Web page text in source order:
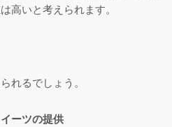
高いと考えられます。
れるでしょう。
ーツの提供